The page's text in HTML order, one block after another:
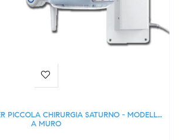
PICCOLA CHIRURGIA SATURNO - MODELLO
A MURO